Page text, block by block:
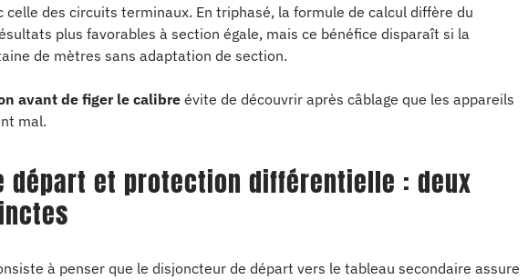
des circuits terminaux. En triphasé, la formule de calcul diffère du
plus favorables à section égale, mais ce bénéfice disparaît si la
de mètres sans adaptation de section.
avant de figer le calibre évite de découvrir après câblage que les appareils
mal.
départ et protection différentielle : deux
à penser que le disjoncteur de départ vers le tableau secondaire assure